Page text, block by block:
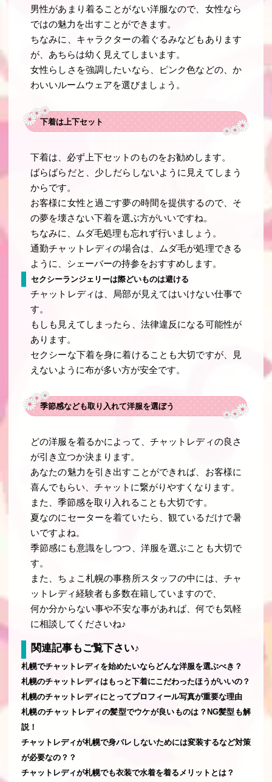
男性があまり着ることがない洋服なので、女性なら
ではの魅力を出すことができます。
ちなみに、キャラクターの着ぐるみなどもあります
が、あちらは幼く見えてしまいます。
女性らしさを強調したいなら、ピンク色などの、か
わいいルームウェアを選びましょう。
下着は上下セット
下着は、必ず上下セットのものをお勧めします。
ばらばらだと、少しだらしないように見えてしまう
からです。
お客様に女性と過ごす夢の時間を提供するので、そ
の夢を壊さない下着を選ぶ方がいいですね。
ちなみに、ムダ毛処理も忘れず行いましょう。
通勤チャットレディの場合は、ムダ毛が処理できる
ように、シェーバーの持参をおすすめします。
セクシーランジェリーは際どいものは避ける
チャットレディは、局部が見えてはいけない仕事で
す。
もしも見えてしまったら、法律違反になる可能性が
あります。
セクシーな下着を身に着けることも大切ですが、見
えないように布が多い方が安全です。
季節感なども取り入れて洋服を選ぼう
どの洋服を着るかによって、チャットレディの良さ
が引き立つか決まります。
あなたの魅力を引き出すことができれば、お客様に
喜んでもらい、チャットに繋がりやすくなります。
また、季節感を取り入れることも大切です。
夏なのにセーターを着ていたら、観ているだけで暑
いですよね。
季節感にも意識をしつつ、洋服を選ぶことも大切で
す。
また、ちょこ札幌の事務所スタッフの中には、チャ
ットレディ経験者も多数在籍していますので、
何か分からない事や不安な事があれば、何でも気軽
に相談してくださいね♪
関連記事もご覧下さい♪
札幌でチャットレディを始めたいならどんな洋服を選ぶべき？
札幌のチャットレディはもっと下着にこだわったほうがいいの？
札幌のチャットレディにとってプロフィール写真が重要な理由
札幌のチャットレディの髪型でウケが良いものは？NG髪型も解
説！
チャットレディが札幌で身バレしないためには変装するなど対策
が必要なの？？
チャットレディが札幌でも衣装で水着を着るメリットとは？